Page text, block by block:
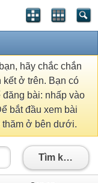
hãy chắc chắn
kết ở trên. Bạn có
bài: nhấp vào
bắt đầu xem bài
thăm ở bên dưới.
Tìm kiếm